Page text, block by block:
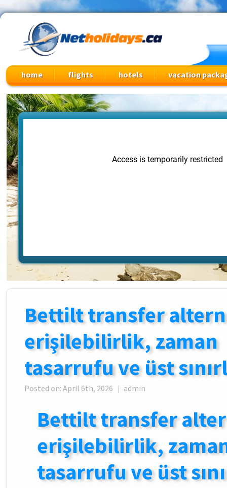
home flights hotels vacation
Bettilt transfer
erişilebilirlik, zaman
tasarrufu ve üst
Posted on: April 6th, 2026 | admin
Bettilt transfer
erişilebilirlik,
tasarrufu ve üst